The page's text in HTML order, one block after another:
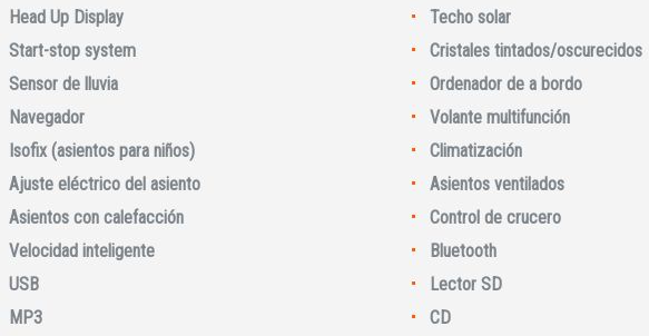
Iniciar sesión
Head Up Display
Techo solar
Start-stop system
Cristales tintados/oscurecidos
Sensor de lluvia
Ordenador de a bordo
Navegador
Volante multifunción
Isofix (asientos para niños)
Climatización
Ajuste eléctrico del asiento
Asientos ventilados
Asientos con calefacción
Control de crucero
Velocidad inteligente
Bluetooth
USB
Lector SD
MP3
CD